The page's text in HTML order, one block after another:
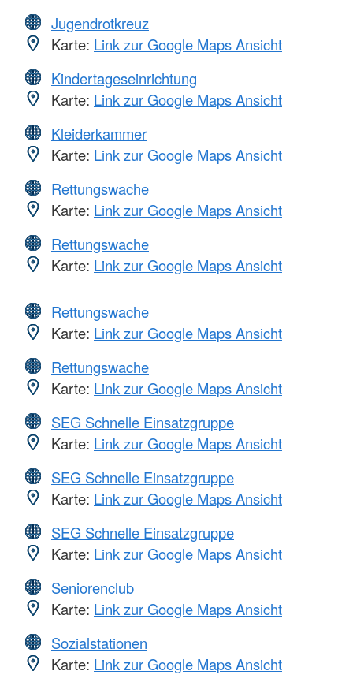
Jugendrotkreuz
Karte: Link zur Google Maps Ansicht
Kindertageseinrichtung
Karte: Link zur Google Maps Ansicht
Kleiderkammer
Karte: Link zur Google Maps Ansicht
Rettungswache
Karte: Link zur Google Maps Ansicht
Rettungswache
Karte: Link zur Google Maps Ansicht
Rettungswache
Karte: Link zur Google Maps Ansicht
Rettungswache
Karte: Link zur Google Maps Ansicht
SEG Schnelle Einsatzgruppe
Karte: Link zur Google Maps Ansicht
SEG Schnelle Einsatzgruppe
Karte: Link zur Google Maps Ansicht
SEG Schnelle Einsatzgruppe
Karte: Link zur Google Maps Ansicht
Seniorenclub
Karte: Link zur Google Maps Ansicht
Sozialstationen
Karte: Link zur Google Maps Ansicht